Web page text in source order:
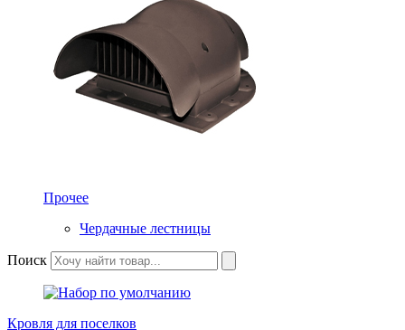
Прочее
Чердачные лестницы
Поиск
Кровля для поселков